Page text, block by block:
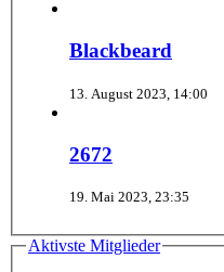
Blackbeard
13. August 2023, 14:00
2672
19. Mai 2023, 23:35
Aktivste Mitglieder